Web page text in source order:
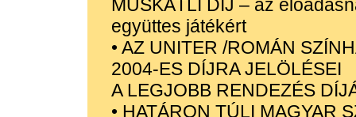
MUSKÁTLI DÍJ – az
együttes játékért
• AZ UNITER /ROMÁN
2004-ES DÍJRA JELÖLÉSEI
A LEGJOBB RENDEZÉS
• HATÁRON TÚLI MAGYAR